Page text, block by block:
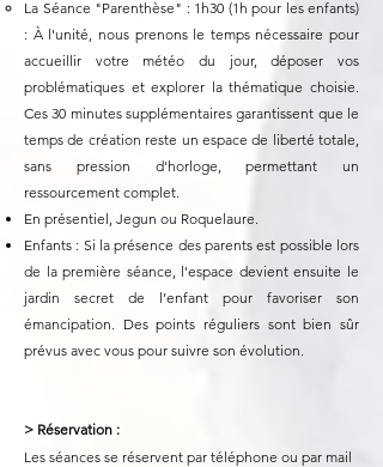
La Séance "Parenthèse" : 1h30 (1h pour les enfants)
: À l'unité, nous prenons le temps nécessaire pour
accueillir votre météo du jour, déposer vos
problématiques et explorer la thématique choisie.
Ces 30 minutes supplémentaires garantissent que le
temps de création reste un espace de liberté totale,
sans pression d'horloge, permettant un
ressourcement complet.
En présentiel, Jegun ou Roquelaure.
Enfants : Si la présence des parents est possible lors
de la première séance, l’espace devient ensuite le
jardin secret de l’enfant pour favoriser son
émancipation. Des points réguliers sont bien sûr
prévus avec vous pour suivre son évolution.
> Réservation :
Les séances se réservent par téléphone ou par mail